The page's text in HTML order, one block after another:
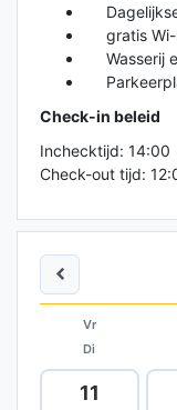
gratis Wi-
Wasserij
Check-in beleid
Inchecktijd: 14:00
Check-out tijd:
Vr
Di
11